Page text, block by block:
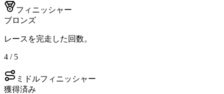
フィニッシャー
ブロンズ
レースを完走した回数。
4 / 5
ミドルフィニッシャー
獲得済み